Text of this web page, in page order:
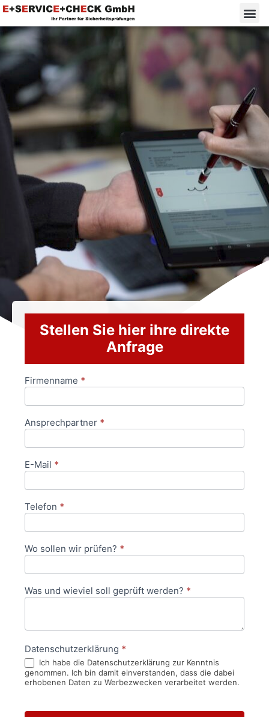
Stellen Sie hier ihre direkte
Anfrage
Anfrageformular
Firmenname *
Ansprechpartner *
E-Mail *
Telefon *
Wo sollen wir prüfen? *
Was und wieviel soll geprüft werden? *
Datenschutzerklärung *
Ich habe die Datenschutzerklärung zur Kenntnis
genommen. Ich bin damit einverstanden, dass die dabei
erhobenen Daten zu Werbezwecken verarbeitet werden.